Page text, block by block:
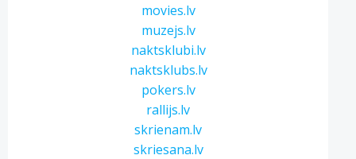
movies.lv
muzejs.lv
naktsklubi.lv
naktsklubs.lv
pokers.lv
rallijs.lv
skrienam.lv
skriesana.lv